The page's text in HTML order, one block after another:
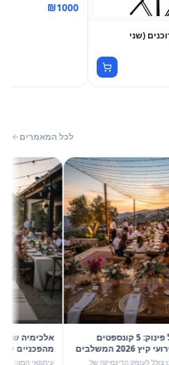
סט תאורה לדוכנים (שני
₪1000
לכל המאמרים
לוגיסטיקה של פינוק: 5 קונספטים
מהפכניים לאירועי קיץ 2026 המשלבים
יוקרה
לעומק הדינמיקה של
חום, קור וערפל
עיתונאי המזון